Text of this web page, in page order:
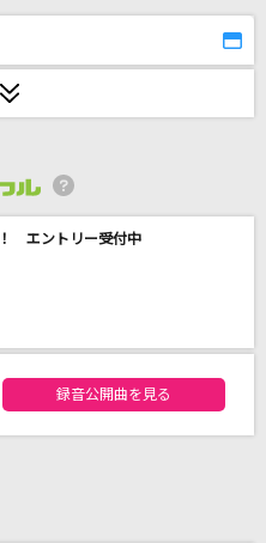
い～
エントリー受付中
ントリーランキング
録音公開曲を見る